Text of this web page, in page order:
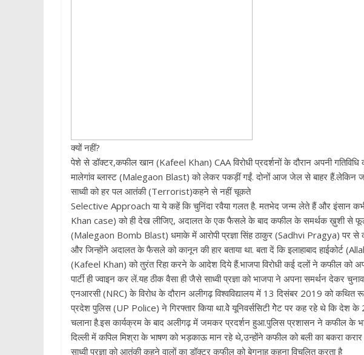
क्यों नहीं?
पेशे से डॉक्टर,कफील खान (Kafeel Khan) CAA विरोधी प्रदर्शनों के दौरान अपनी
मालेगांव ब्लास्ट (Malegaon Blast) को लेकर पकड़ीं गईं. दोनों आज जेल से बाहर हैं.लेकिन
साध्वी को हर पल आतंकी (Terrorist)कहने से नहीं चूकते
Selective Approach या ये कहें कि चुनिंदा रवैया गलत है. मतभेद जन्म लेते हैं और इंसान
Khan case) को ही देख लीजिए, अदालत के एक फैसले के बाद कफील के समर्थक ख़ुशी से फूले
(Malegaon Bomb Blast) धमाके में आरोपी प्रज्ञा सिंह ठाकुर (Sadhvi Pragya) पर से
और जिन्होंने अदालत के फैसले को कानून की हार बताया था. बता दें कि इलाहाबाद
(Kafeel Khan) को तुरंत रिहा करने के आदेश दिये हैं.भाजपा विरोधी कई दलों ने कफील को
पार्टी ही ज्वाइन कर लें.यह ठीक वैसा ही जैसे साध्वी प्रज्ञा को भाजपा ने अपना समर्थन देकर
एनआरसी (NRC) के विरोध के दौरान अलीगढ़ विश्वविद्यालय में 13 दिसंबर 2019 को कथित
प्रदेश पुलिस (UP Police) ने गिरफ्तार किया था.वेे यूनिवर्ससिटी गेेेट पर कह रहे थे कि देश
चलाना है.इस कार्यक्रम के बाद अलीगढ़ में जमकर प्रदर्शन हुआ.पुलिस प्रशासन ने कफील के
दिल्ली में कपिल मिश्रा के भाषण को भड़काऊ मान रहे थे,उन्होंने कफील को बली का बकरा करार
साध्वी प्रज्ञा को आतंकी कहने वालों का डॉक्टर कफील को बेगुनाह कहना विचलित करता है